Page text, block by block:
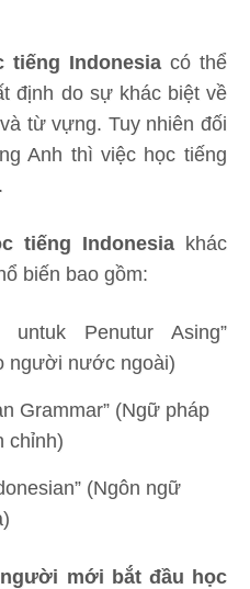
tiếng Indonesia có thể
định do sự khác biệt về
từ vựng. Tuy nhiên đối
Anh thì việc học tiếng
tiếng Indonesia khác
biến bao gồm:
untuk Penutur Asing”
người nước ngoài)
Grammar” (Ngữ pháp
chỉnh)
(Ngôn ngữ
người mới bắt đầu học